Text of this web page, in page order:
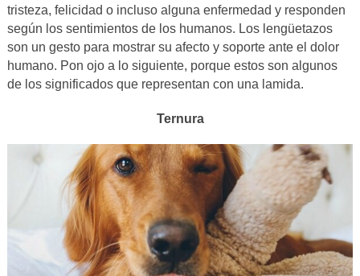
tristeza, felicidad o incluso alguna enfermedad y responden
según los sentimientos de los humanos. Los lengüetazos
son un gesto para mostrar su afecto y soporte ante el dolor
humano. Pon ojo a lo siguiente, porque estos son algunos
de los significados que representan con una lamida.
Ternura